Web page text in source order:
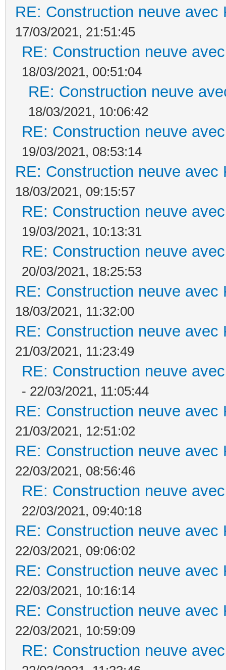
RE: Construction neuve avec
17/03/2021, 21:51:45
RE: Construction neuve
18/03/2021, 00:51:04
RE: Construction neuve
18/03/2021, 10:06:42
RE: Construction neuve
19/03/2021, 08:53:14
RE: Construction neuve avec
18/03/2021, 09:15:57
RE: Construction neuve
19/03/2021, 10:13:31
RE: Construction neuve
20/03/2021, 18:25:53
RE: Construction neuve avec
18/03/2021, 11:32:00
RE: Construction neuve avec
21/03/2021, 11:23:49
RE: Construction neuve
- 22/03/2021, 11:05:44
RE: Construction neuve avec
21/03/2021, 12:51:02
RE: Construction neuve avec
22/03/2021, 08:56:46
RE: Construction neuve
22/03/2021, 09:40:18
RE: Construction neuve avec
22/03/2021, 09:06:02
RE: Construction neuve avec
22/03/2021, 10:16:14
RE: Construction neuve avec
22/03/2021, 10:59:09
RE: Construction neuve